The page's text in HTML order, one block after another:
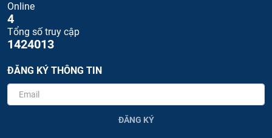
Online
4
Tổng số truy cập
1424013
ĐĂNG KÝ THÔNG TIN
ĐĂNG KÝ